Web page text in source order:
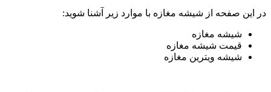
در این صفحه از شیشه مغازه با موارد زیر آشنا شوید:
شیشه مغازه
قیمت شیشه مغازه
شیشه ویترین مغازه